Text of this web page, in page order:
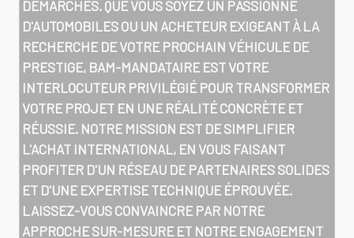
DÉMARCHES. QUE VOUS SOYEZ UN PASSIONNÉ
D'AUTOMOBILES OU UN ACHETEUR EXIGEANT À LA
RECHERCHE DE VOTRE PROCHAIN VÉHICULE DE
PRESTIGE, BAM-MANDATAIRE EST VOTRE
INTERLOCUTEUR PRIVILÉGIÉ POUR TRANSFORMER
VOTRE PROJET EN UNE RÉALITÉ CONCRÈTE ET
RÉUSSIE. NOTRE MISSION EST DE SIMPLIFIER
L'ACHAT INTERNATIONAL, EN VOUS FAISANT
PROFITER D'UN RÉSEAU DE PARTENAIRES SOLIDES
ET D'UNE EXPERTISE TECHNIQUE ÉPROUVÉE.
LAISSEZ-VOUS CONVAINCRE PAR NOTRE
APPROCHE SUR-MESURE ET NOTRE ENGAGEMENT